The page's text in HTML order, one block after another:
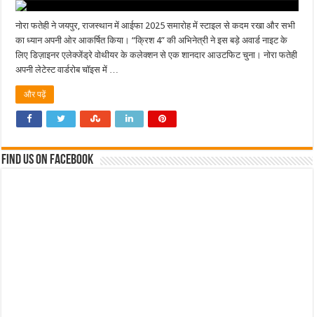
नोरा फतेही ने जयपुर, राजस्थान में आईफा 2025 समारोह में स्टाइल से कदम रखा और सभी
का ध्यान अपनी ओर आकर्षित किया। “क्रिश 4” की अभिनेत्री ने इस बड़े अवार्ड नाइट के
लिए डिज़ाइनर एलेक्जेंड्रे वोथीयर के कलेक्शन से एक शानदार आउटफिट चुना। नोरा फतेही
अपनी लेटेस्ट वार्डरोब चॉइस में …
और पढ़ें
Find us on Facebook